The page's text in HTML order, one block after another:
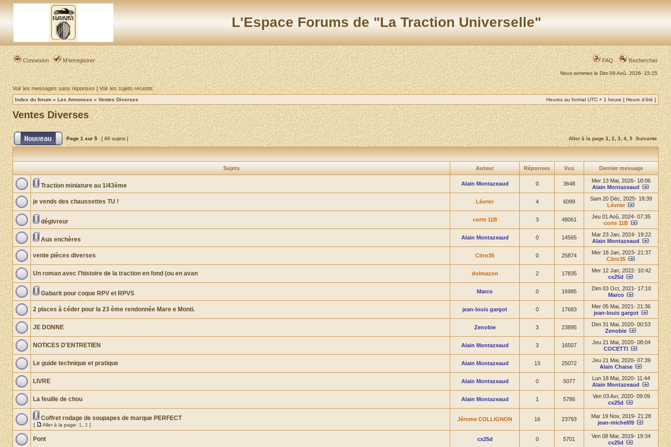
L'Espace Forums de "La Traction Universelle"
Connexion M’enregistrer FAQ Rechercher
Nous sommes le Dim 09 Aoû, 2026- 15:25
Voir les messages sans réponses|Voir les sujets récents
Index du forum » Les Annonces » Ventes Diverses Heures au format UTC + 1 heure [ Heure d’été ]
Ventes Diverses
Page1sur5 [ 66 sujets ] Aller à la page 1,2,3,4,5 Suivante
Sujets Auteur Réponses Vus Dernier message
Traction miniature au 1/43ème Alain Montazeaud 0 3648
Mer 13 Mai, 2026- 18:06
Alain Montazeaud
je vends des chaussettes TU ! Lévrier 4 6099
Sam 20 Déc, 2025- 18:39
Lévrier
dégivreur corte 11B 3 48061
Jeu 01 Aoû, 2024- 07:35
corte 11B
Aux enchères Alain Montazeaud 0 14565
Mar 23 Jan, 2024- 19:22
Alain Montazeaud
vente pièces diverses Citro35 0 25874
Mer 18 Jan, 2023- 21:37
Citro35
Un roman avec l'histoire de la traction en fond (ou en avan dolmazon 2 17835
Mer 12 Jan, 2022- 10:42
cx25d
Gabarit pour coque RPV et RPVS Marco 0 16985
Dim 03 Oct, 2021- 17:10
Marco
2 places à céder pour la 23 ème rendonnée Mare e Monti. jean-louis gargot 0 17683
Mer 05 Mai, 2021- 21:36
jean-louis gargot
JE DONNE Zenobie 3 23895
Dim 31 Mai, 2020- 00:53
Zenobie
NOTICES D'ENTRETIEN Alain Montazeaud 3 16507
Jeu 21 Mai, 2020- 08:04
COCETTI
Le guide technique et pratique Alain Montazeaud 13 25072
Jeu 21 Mai, 2020- 07:39
Alain Chaise
LIVRE Alain Montazeaud 0 5077
Lun 18 Mai, 2020- 11:44
Alain Montazeaud
La feuille de chou Alain Montazeaud 1 5786
Ven 03 Avr, 2020- 09:09
cx25d
Coffret rodage de soupapes de marque PERFECT
[ Aller à la page: 1 2 ]
Jérome COLLIGNON 16 23793
Mar 19 Nov, 2019- 21:28
jean-michel09
Pont cx25d 0 5701
Ven 08 Mar, 2019- 19:34
cx25d